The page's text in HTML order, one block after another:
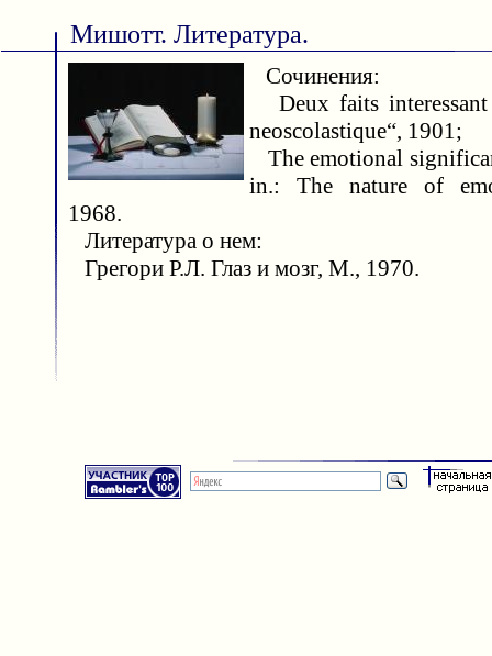
Мишотт. Литература.
Сочинения:
Deux faits interessant
neoscolastique“, 1901;
The emotional
in.: The nature of
1968.
Литература о нем:
Грегори Р.Л. Глаз и мозг, М., 1970.